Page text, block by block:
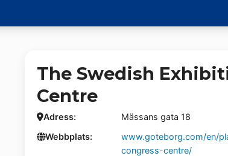
The Swedish
Centre
Adress:
Mässans gata 18
Webbplats:
www.goteborg.com/en/
congress-centre/